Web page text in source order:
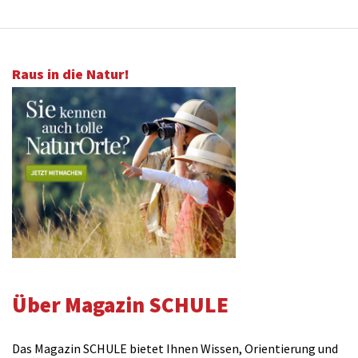
Raus in die Natur!
Über Magazin SCHULE
Das Magazin SCHULE bietet Ihnen Wissen, Orientierung und